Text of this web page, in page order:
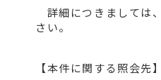
詳細につきましては、
さい。
【本件に関する照会先】